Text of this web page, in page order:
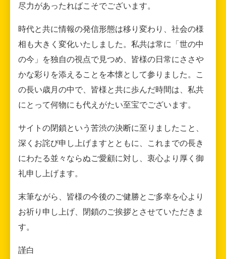
尽力があったればこそでございます。
時代と共に情報の発信形態は移り変わり、社会の様
相も大きく変化いたしました。私共は常に「世の中
の今」を独自の視点で見つめ、皆様の日常にささや
かな彩りを添えることを本懐として参りました。こ
の長い歳月の中で、皆様と共に歩んだ時間は、私共
にとって何物にも代えがたい至宝でございます。
サイトの閉鎖という苦渋の決断に至りましたこと、
深くお詫び申し上げますとともに、これまでの長き
にわたる並々ならぬご愛顧に対し、衷心より厚く御
礼申し上げます。
末筆ながら、皆様の今後のご健勝とご多幸を心より
お祈り申し上げ、閉鎖のご挨拶とさせていただきま
す。
謹白